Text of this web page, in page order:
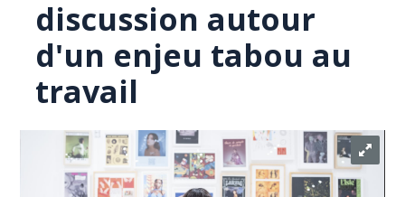
discussion autour
d'un enjeu tabou au
travail